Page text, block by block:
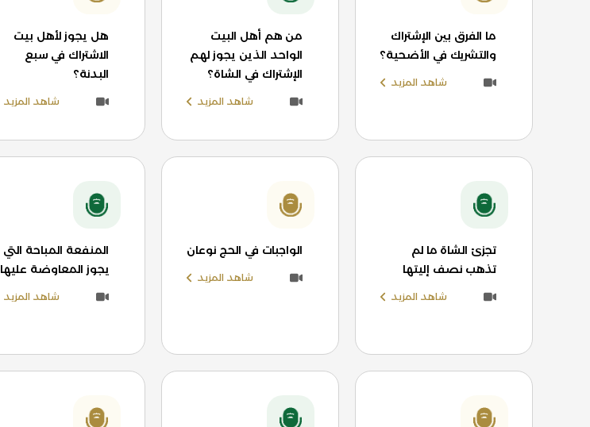
ما الفرق بين الإشتراك
والتشريك في الأضحية؟
شاهد المزيد
من هم أهل البيت
الواحد الذين يجوز لهم
الإشتراك في الشاة؟
شاهد المزيد
هل يجوز لأهل بيت
الاشتراك في سبع
البدنة؟
شاهد المزيد
تجزئ الشاة ما لم
تذهب نصف إليتها
شاهد المزيد
الواجبات في الحج نوعان
شاهد المزيد
المنفعة المباحة التي
يجوز المعاوضة عليها
شاهد المزيد